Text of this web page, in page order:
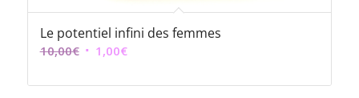
Le potentiel infini des femmes
10,00€ Le
initial
1,00€Le
actuel